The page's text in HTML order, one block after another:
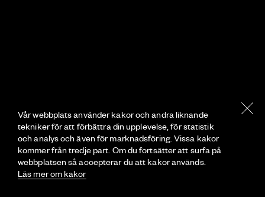
Vår webbplats använder kakor och andra liknande
tekniker för att förbättra din upplevelse, för statistik
och analys och även för marknadsföring. Vissa kakor
kommer från tredje part. Om du fortsätter att surfa på
webbplatsen så accepterar du att kakor används.
Läs mer om kakor